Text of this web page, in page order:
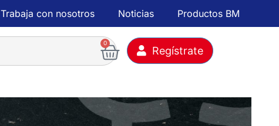
Trabaja con nosotros Noticias Productos BM
0
Regístrate